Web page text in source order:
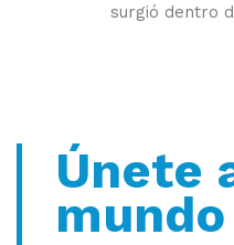
surgió dentro
Únete
mundo